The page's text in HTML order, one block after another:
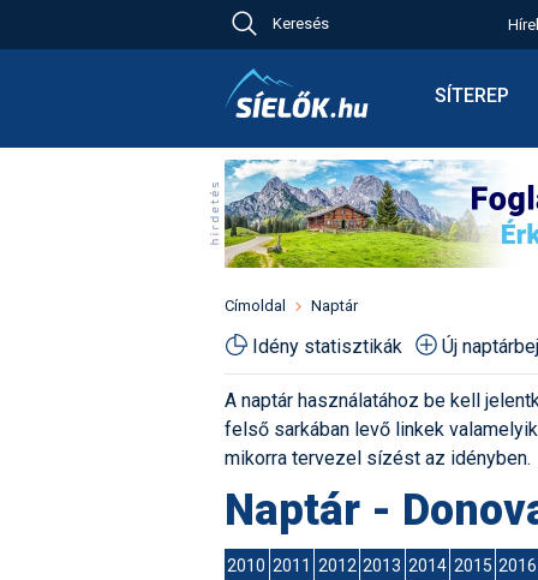
Keresés
SÍTEREP
Síbérletárak
Toplista
Havazás
Fotók
Címoldal Naptár
Idény statisztikák Új
A naptár használatához be kell
felső sarkában levő linkek
mikorra tervezel sízést az idényben.
Naptár -
2010 2011 2012 2013 2014 2015 2016